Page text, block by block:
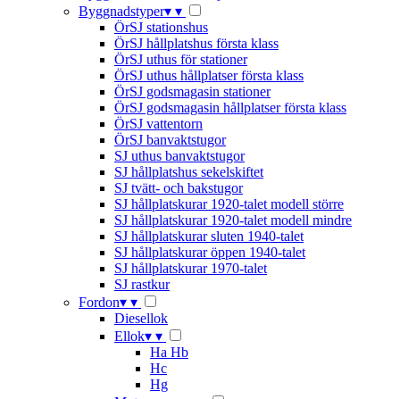
Byggnadstyper▾ ▾
ÖrSJ stationshus
ÖrSJ hållplatshus första klass
ÖrSJ uthus för stationer
ÖrSJ uthus hållplatser första klass
ÖrSJ godsmagasin stationer
ÖrSJ godsmagasin hållplatser första klass
ÖrSJ vattentorn
ÖrSJ banvaktstugor
SJ uthus banvaktstugor
SJ hållplatshus sekelskiftet
SJ tvätt- och bakstugor
SJ hållplatskurar 1920-talet modell större
SJ hållplatskurar 1920-talet modell mindre
SJ hållplatskurar sluten 1940-talet
SJ hållplatskurar öppen 1940-talet
SJ hållplatskurar 1970-talet
SJ rastkur
Fordon▾ ▾
Diesellok
Ellok▾ ▾
Ha Hb
Hc
Hg